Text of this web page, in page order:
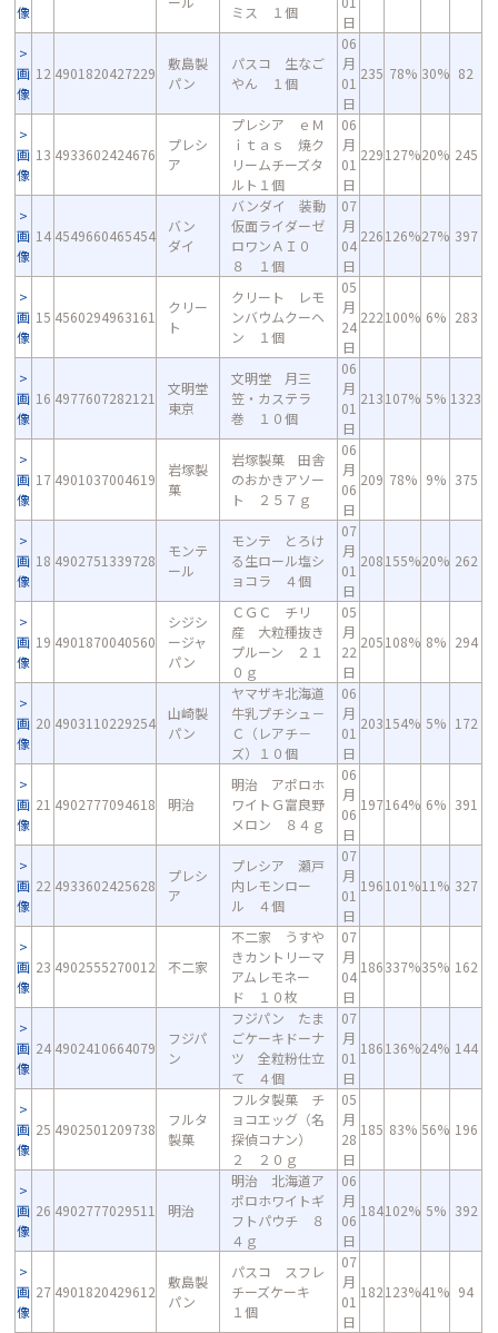
像
ミス １個
日
画
像
12 4901820427229
敷島製
パン
パスコ 生なご
やん １個
06
月
01
日
235 78% 30% 82
画
像
13 4933602424676
プレシ
ア
プレシア ｅＭ
ｉｔａｓ 焼ク
リームチーズタ
ルト１個
06
月
01
日
229127%20% 245
画
像
14 4549660465454
バン
ダイ
バンダイ 装動
仮面ライダーゼ
ロワンＡＩ０
８ １個
07
月
04
日
226126%27% 397
画
像
15 4560294963161
クリー
ト
クリート レモ
ンバウムクーヘ
ン １個
05
月
24
日
222100% 6% 283
画
像
16 4977607282121
文明堂
東京
文明堂 月三
笠・カステラ
巻 １０個
06
月
01
日
213107% 5% 1323
画
像
17 4901037004619
岩塚製
菓
岩塚製菓 田舎
のおかきアソー
ト ２５７ｇ
06
月
06
日
209 78% 9% 375
画
像
18 4902751339728
モンテ
ール
モンテ とろけ
る生ロール塩シ
ョコラ ４個
07
月
01
日
208155%20% 262
画
像
19 4901870040560
シジシ
ージャ
パン
ＣＧＣ チリ
産 大粒種抜き
プルーン ２１
０ｇ
05
月
22
日
205108% 8% 294
画
像
20 4903110229254
山崎製
パン
ヤマザキ北海道
牛乳プチシュ－
Ｃ（レアチ－
ズ）１０個
06
月
01
日
203154% 5% 172
画
像
21 4902777094618 明治
明治 アポロホ
ワイトＧ富良野
メロン ８４ｇ
06
月
06
日
197164% 6% 391
画
像
22 4933602425628
プレシ
ア
プレシア 瀬戸
内レモンロー
ル ４個
07
月
01
日
196101%11% 327
画
像
23 4902555270012 不二家
不二家 うすや
きカントリーマ
アムレモネー
ド １０枚
07
月
04
日
186337%35% 162
画
像
24 4902410664079
フジパ
ン
フジパン たま
ごケーキドーナ
ツ 全粒粉仕立
て ４個
07
月
01
日
186136%24% 144
画
像
25 4902501209738
フルタ
製菓
フルタ製菓 チ
ョコエッグ（名
探偵コナン）
２ ２０ｇ
05
月
28
日
185 83% 56% 196
画
像
26 4902777029511 明治
明治 北海道ア
ポロホワイトギ
フトパウチ ８
４ｇ
06
月
06
日
184102% 5% 392
画
像
27 4901820429612
敷島製
パン
パスコ スフレ
チーズケーキ
１個
07
月
01
日
182123%41% 94